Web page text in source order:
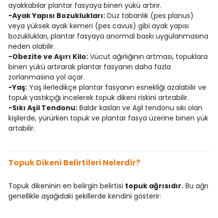
ayakkabılar plantar fasyaya binen yükü artırır.
-Ayak Yapısı Bozuklukları:Düz tabanlık (pes planus)
veya yüksek ayak kemeri (pes cavus) gibi ayak yapısı
bozuklukları, plantar fasyaya anormal baskı uygulanmasına
neden olabilir.
-Obezite ve Aşırı Kilo:Vücut ağırlığının artması, topuklara
binen yükü artırarak plantar fasyanın daha fazla
zorlanmasına yol açar.
-Yaş:Yaş ilerledikçe plantar fasyanın esnekliği azalabilir ve
topuk yastıkçığı incelerek topuk dikeni riskini artırabilir.
-Sıkı Aşil Tendonu:Baldır kasları ve Aşil tendonu sıkı olan
kişilerde, yürürken topuk ve plantar fasya üzerine binen yük
artabilir.
Topuk Dikeni Belirtileri Nelerdir?
Topuk dikeninin en belirgin belirtisi topuk ağrısıdır.Bu ağrı
genellikle aşağıdaki şekillerde kendini gösterir: